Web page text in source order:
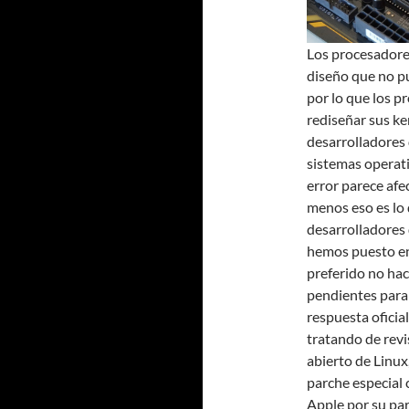
Los
diseño que no
por lo que los
rediseñar sus
desarrolladores
sistemas
error parece
menos eso es
desarrolladores
hemos puesto
preferido no
pendientes
respuesta
tratando de
abierto de
parche especial
Apple por su